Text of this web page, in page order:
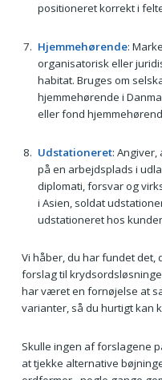
positioneret korrekt i
Hjemmehørende:
organisatorisk eller
habitat. Bruges om
hjemmehørende i
eller fond
Udstationeret: Angiver,
på en arbejdsplads i
diplomati, forsvar og
i Asien, soldat
udstationeret hos
Vi håber, du har fundet det,
forslag til
har været en fornøjelse at
varianter, så du hurtigt kan
Skulle ingen af forslagene
at tjekke alternative